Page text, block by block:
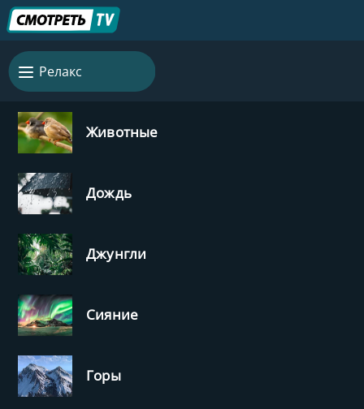
Релакс
Животные
Дождь
Джунгли
Сияние
Горы